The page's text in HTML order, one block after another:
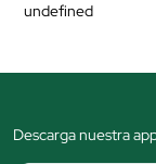
undefined
Descarga nuestra